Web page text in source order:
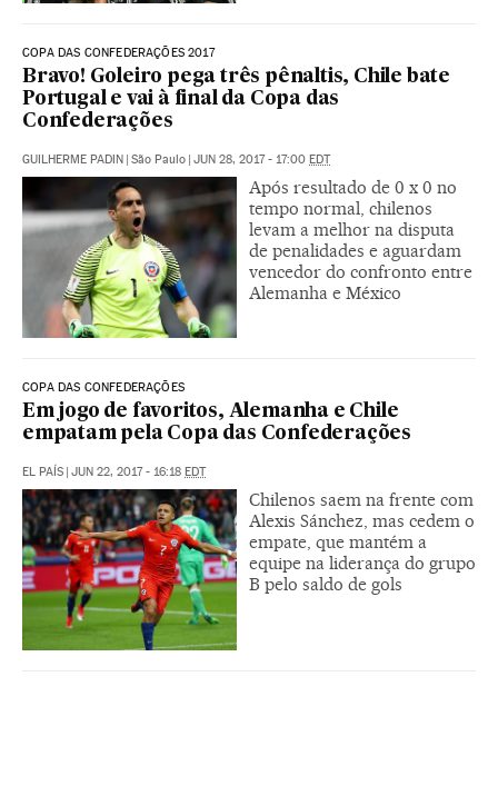
COPA DAS CONFEDERAÇÕES 2017
Bravo! Goleiro pega três pênaltis, Chile bate
Portugal e vai à final da Copa das
Confederações
GUILHERME PADIN | São Paulo | JUN 28, 2017 - 17:00 EDT
Após resultado de 0 x 0 no
tempo normal, chilenos
levam a melhor na disputa
de penalidades e aguardam
vencedor do confronto entre
Alemanha e México
COPA DAS CONFEDERAÇÕES
Em jogo de favoritos, Alemanha e Chile
empatam pela Copa das Confederações
EL PAÍS | JUN 22, 2017 - 16:18 EDT
Chilenos saem na frente com
Alexis Sánchez, mas cedem o
empate, que mantém a
equipe na liderança do grupo
B pelo saldo de gols